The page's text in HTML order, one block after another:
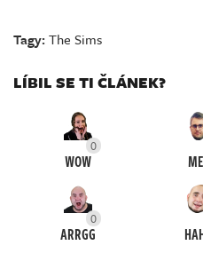
Tagy:The Sims
LÍBIL SE TI ČLÁNEK?
0
WOW
0
ARRGG